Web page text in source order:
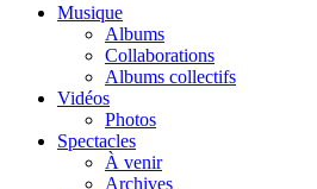
Close
Musique
Albums
Collaborations
Albums collectifs
Vidéos
Photos
Spectacles
À venir
Archives